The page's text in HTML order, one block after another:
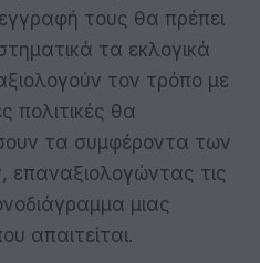
τους θα πρέπει
τα εκλογικά
τον τρόπο με
πολιτικές θα
τα συμφέροντα των
επαναξιολογώντας τις
μιας
απαιτείται.